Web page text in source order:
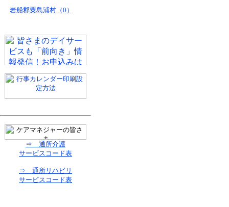
岩船郡粟島浦村（0）
⇒ 通所介護
サービスコード表
⇒ 通所リハビリ
サービスコード表